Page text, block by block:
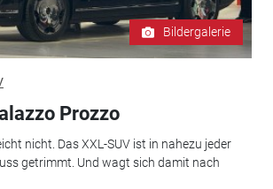
Bildergalerie
Prozzo
nicht. Das XXL-SUV ist in nahezu jeder
getrimmt. Und wagt sich damit nach